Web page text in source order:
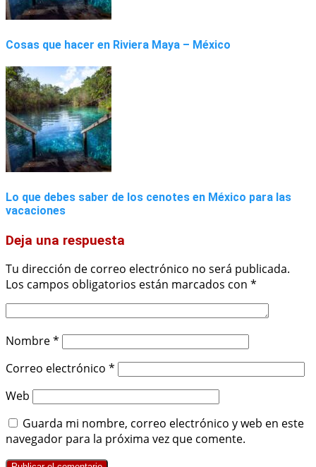
Cosas que hacer en Riviera Maya – México
Lo que debes saber de los cenotes en México para las
vacaciones
Deja una respuesta
Tu dirección de correo electrónico no será publicada.
Los campos obligatorios están marcados con *
Nombre*
Correo electrónico *
Web
Guarda mi nombre, correo electrónico y web en este
navegador para la próxima vez que comente.